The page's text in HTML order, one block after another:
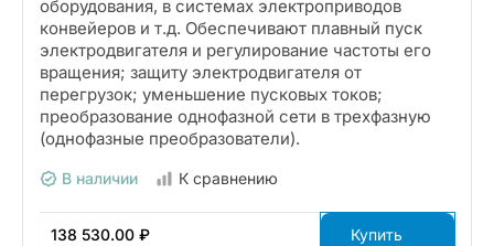
оборудования, в системах электроприводов
конвейеров и т.д. Обеспечивают плавный пуск
электродвигателя и регулирование частоты его
вращения; защиту электродвигателя от
перегрузок; уменьшение пусковых токов;
преобразование однофазной сети в трехфазную
(однофазные преобразователи).
В наличии К сравнению
138 530.00 ₽ Купить